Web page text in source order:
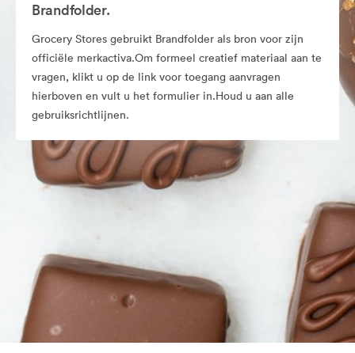
Brandfolder.
Grocery Stores gebruikt Brandfolder als bron voor zijn
officiële merkactiva.Om formeel creatief materiaal aan te
vragen, klikt u op de link voor toegang aanvragen
hierboven en vult u het formulier in.Houd u aan alle
gebruiksrichtlijnen.